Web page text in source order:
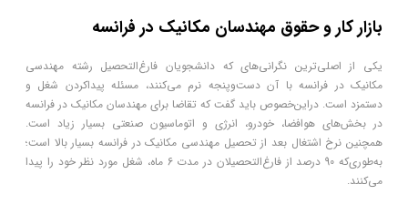
بازار کار و حقوق مهندسان مکانیک در فرانسه
یکی از اصلی‌ترین نگرانی‌های که دانشجویان فارغ‌التحصیل رشته مهندسی
مکانیک در فرانسه با آن دست‌وپنجه نرم می‌کنند، مسئله پیداکردن شغل و
دستمزد است. دراین‌خصوص باید گفت که تقاضا برای مهندسان مکانیک در فرانسه
در بخش‌های هوافضا، خودرو، انرژی و اتوماسیون صنعتی بسیار زیاد است.
همچنین نرخ اشتغال بعد از تحصیل مهندسی مکانیک در فرانسه بسیار بالا است؛
به‌طوری‌که 90 درصد از فارغ‌التحصیلان در مدت 6 ماه، شغل مورد نظر خود را پیدا
می‌کنند.